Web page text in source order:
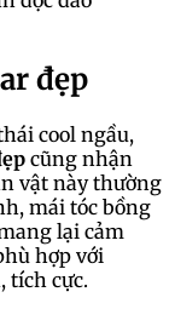
đẹp
cool ngầu,
cũng nhận
vật này thường
mái tóc bồng
lại cảm
hợp với
tích cực.